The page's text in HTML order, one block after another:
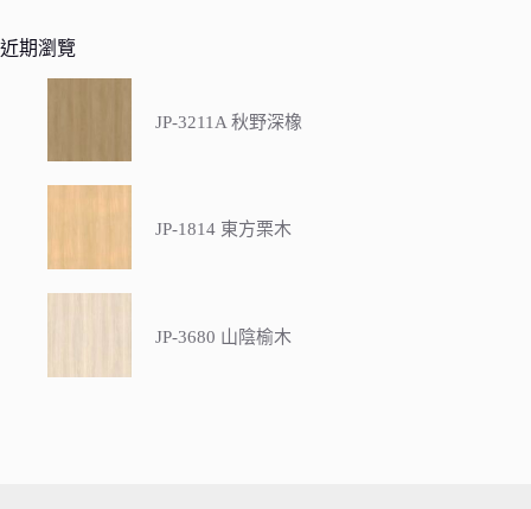
近期瀏覽
JP-3211A 秋野深橡
JP-1814 東方栗木
JP-3680 山陰榆木